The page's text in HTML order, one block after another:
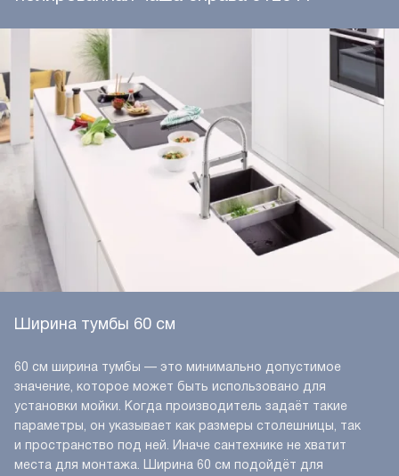
Ширина тумбы 60 см
60 см ширина тумбы — это минимально допустимое
значение, которое может быть использовано для
установки мойки. Когда производитель задаёт такие
параметры, он указывает как размеры столешницы, так
и пространство под ней. Иначе сантехнике не хватит
места для монтажа. Ширина 60 см подойдёт для